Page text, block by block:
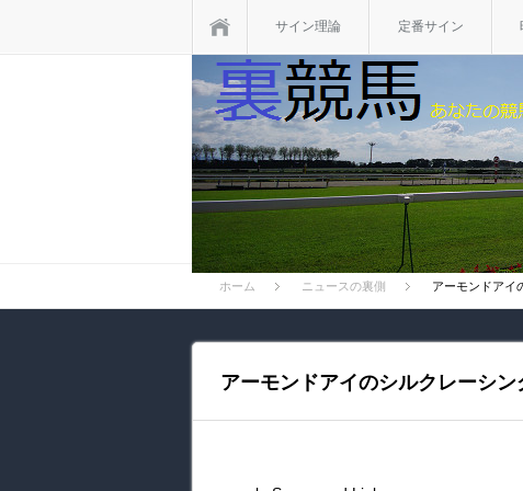
サイン理論 定番サイン
ホーム ニュースの裏側 アーモンドアイ
アーモンドアイのシルクレーシ